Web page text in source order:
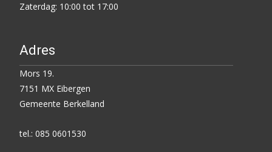
Zaterdag: 10:00 tot 17:00
Adres
Mors 19.
7151 MX Eibergen
Gemeente Berkelland
tel.: 085 0601530